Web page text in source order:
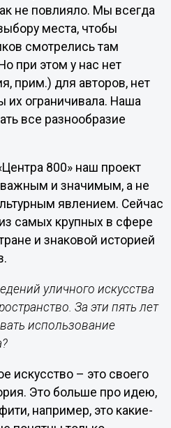
не повлияло. Мы всегда
места, чтобы
смотрелись там
при этом у нас нет
прим.) для авторов, нет
их ограничивала. Наша
все разнообразие
800» наш проект
и значимым, а не
явлением. Сейчас
самых крупных в сфере
и знаковой историей
уличного искусства
За эти пять лет
использование
искусство – это своего
Это больше про идею,
например, это какие-